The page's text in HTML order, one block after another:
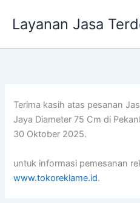
Layanan Jasa
Terima kasih atas pesanan
Jaya Diameter 75 Cm di
30 Oktober 2025.
untuk informasi pemesanan
www.tokoreklame.id.